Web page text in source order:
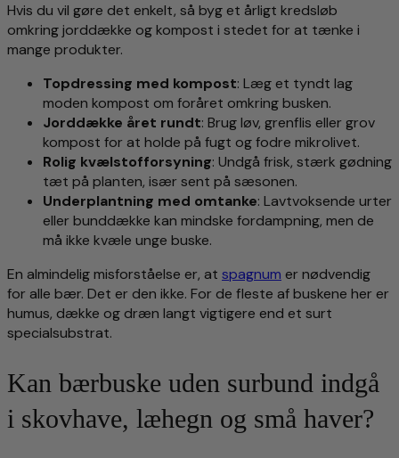
Hvis du vil gøre det enkelt, så byg et årligt kredsløb
omkring jorddække og kompost i stedet for at tænke i
mange produkter.
Topdressing med kompost: Læg et tyndt lag
moden kompost om foråret omkring busken.
Jorddække året rundt: Brug løv, grenflis eller grov
kompost for at holde på fugt og fodre mikrolivet.
Rolig kvælstofforsyning: Undgå frisk, stærk gødning
tæt på planten, især sent på sæsonen.
Underplantning med omtanke: Lavtvoksende urter
eller bunddække kan mindske fordampning, men de
må ikke kvæle unge buske.
En almindelig misforståelse er, at spagnum er nødvendig
for alle bær. Det er den ikke. For de fleste af buskene her er
humus, dække og dræn langt vigtigere end et surt
specialsubstrat.
Kan bærbuske uden surbund indgå
i skovhave, læhegn og små haver?